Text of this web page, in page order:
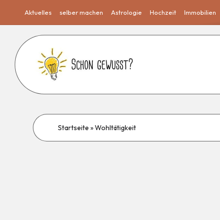
Aktuelles selber machen Astrologie Hochzeit Immobilien
Startseite »Wohltätigkeit